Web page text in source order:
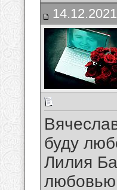
буду
Лилия
любовью